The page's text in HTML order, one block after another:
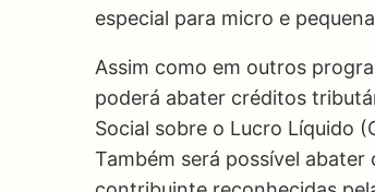
especial para micro e
Assim como em outros
poderá abater créditos
Social sobre o Lucro Líquido
Também será possível